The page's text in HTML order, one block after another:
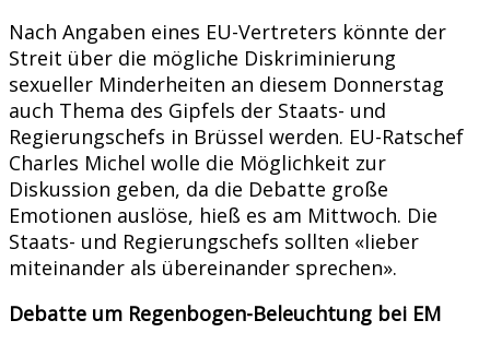
Nach Angaben eines EU-Vertreters könnte der
Streit über die mögliche Diskriminierung
sexueller Minderheiten an diesem Donnerstag
auch Thema des Gipfels der Staats- und
Regierungschefs in Brüssel werden. EU-Ratschef
Charles Michel wolle die Möglichkeit zur
Diskussion geben, da die Debatte große
Emotionen auslöse, hieß es am Mittwoch. Die
Staats- und Regierungschefs sollten «lieber
miteinander als übereinander sprechen».
Debatte um Regenbogen-Beleuchtung bei EM